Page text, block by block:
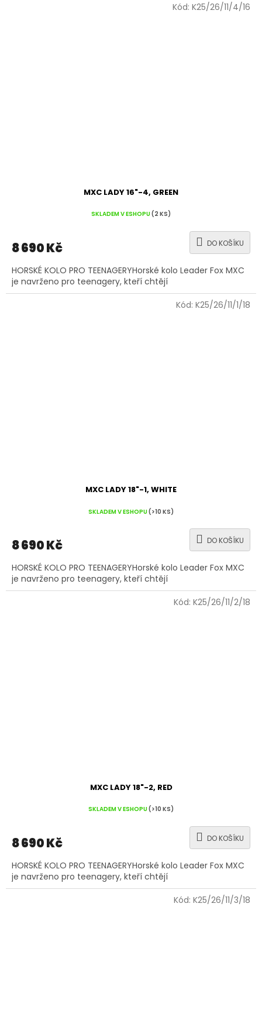
MXC LADY 16"-4, GREEN
SKLADEM V ESHOPU(2 KS)
8 690 Kč DO KOŠÍKU
HORSKÉ KOLO PRO TEENAGERYHorské kolo Leader Fox MXC
je navrženo pro teenagery, kteří chtějí
Kód: K25/26/11/4/16
MXC LADY 18"-1, WHITE
SKLADEM V ESHOPU(>10 KS)
8 690 Kč DO KOŠÍKU
HORSKÉ KOLO PRO TEENAGERYHorské kolo Leader Fox MXC
je navrženo pro teenagery, kteří chtějí
Kód: K25/26/11/1/18
MXC LADY 18"-2, RED
SKLADEM V ESHOPU(>10 KS)
8 690 Kč DO KOŠÍKU
HORSKÉ KOLO PRO TEENAGERYHorské kolo Leader Fox MXC
je navrženo pro teenagery, kteří chtějí
Kód: K25/26/11/2/18
Kód: K25/26/11/3/18